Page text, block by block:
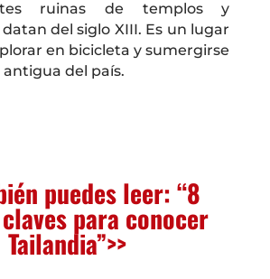
ruinas de templos y
del siglo XIII. Es un lugar
en bicicleta y sumergirse
del país.
puedes leer: “8
para conocer
Tailandia”>>